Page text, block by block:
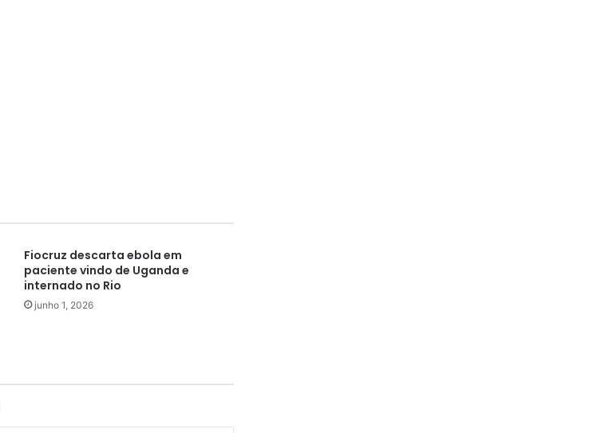
Fiocruz descarta ebola em
paciente vindo de Uganda e
internado no Rio
junho 1, 2026